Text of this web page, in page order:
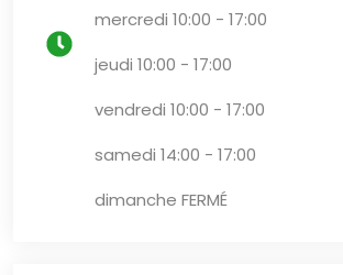
mercredi 10:00 - 17:00
jeudi 10:00 - 17:00
vendredi 10:00 - 17:00
samedi 14:00 - 17:00
dimanche FERMÉ